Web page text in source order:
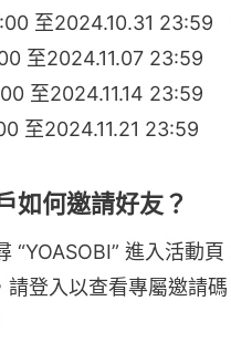
至2024.10.31 23:59
至2024.11.07 23:59
至2024.11.14 23:59
至2024.11.21 23:59
如何邀請好友？
“YOASOBI” 進入活動頁
登入以查看專屬邀請